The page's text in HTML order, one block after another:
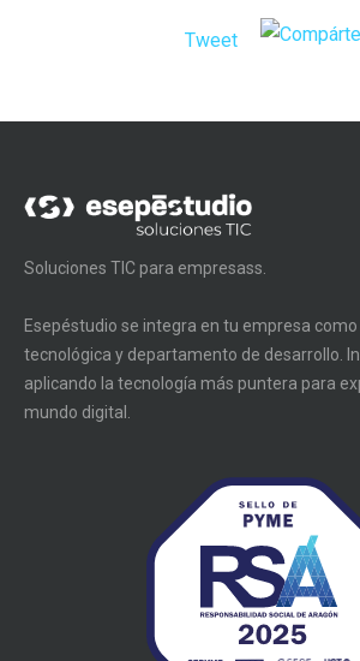
Tweet
Soluciones TIC para empresass.
Esepéstudio se integra en tu empresa
tecnológica y departamento de desarrollo.
aplicando la tecnología más puntera para
mundo digital.